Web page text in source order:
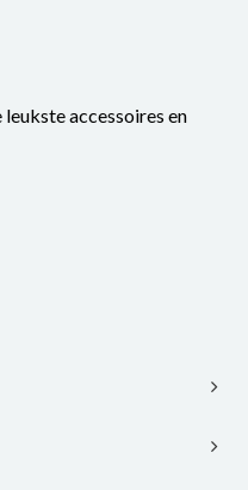
accessoires en